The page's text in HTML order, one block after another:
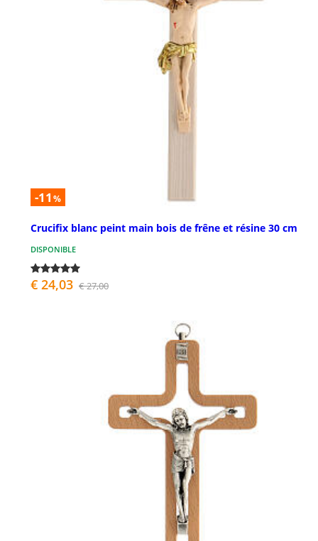
-11 %
Crucifix blanc peint main bois de frêne et résine 30 cm
DISPONIBLE
€ 24,03 € 27,00